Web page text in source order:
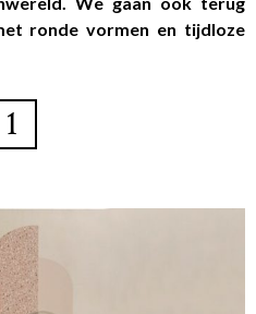
ronde vormen en tijdloze
1